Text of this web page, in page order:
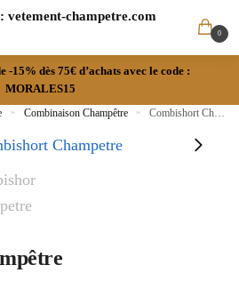
0
-15% dès 75€ d’achats avec le code :
MORALES15
» Combinaison Champêtre » Combishort Champêtre